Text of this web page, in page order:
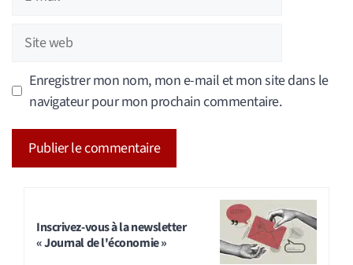
Site
web
Enregistrer mon nom, mon e-mail et mon site dans le
navigateur pour mon prochain commentaire.
Inscrivez-vous à la newsletter
« Journal de l'économie »